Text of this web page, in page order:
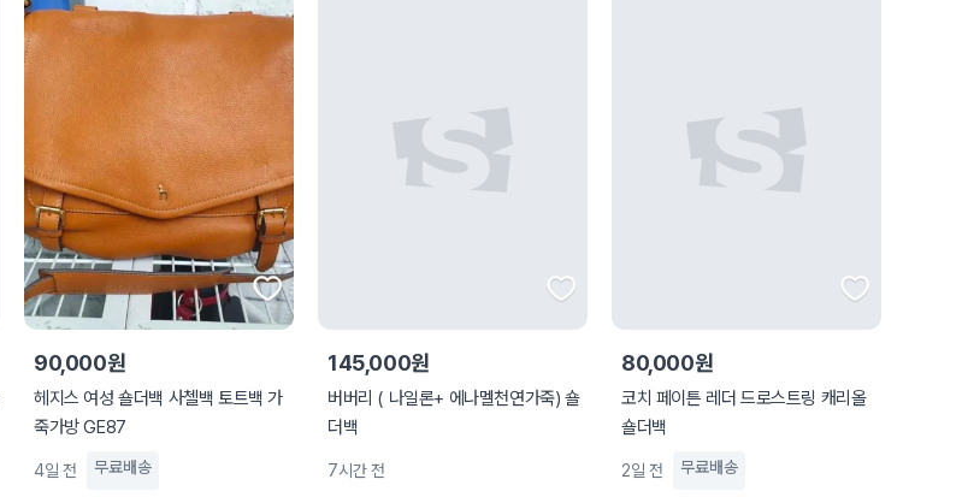
90,000원
헤지스 여성 숄더백 사첼백 토트백 가
죽가방 GE87
4일 전 무료배송
145,000원
버버리 ( 나일론+ 에나멜천연가죽) 숄
더백
7시간 전
80,000원
코치 페이튼 레더 드로스트링 캐리올
숄더백
2일 전 무료배송